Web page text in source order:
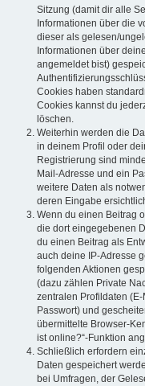
Sitzung (damit dir alle
Informationen über die
dieser als gelesen/
Informationen über
angemeldet bist)
Cookies haben
Cookies kannst du
löschen.
Weiterhin werden die
in deinem Profil oder
Registrierung sind
Mail-Adresse und ein
weitere Daten als
deren Eingabe
Wenn du einen Beitrag
die dort eingegebenen
du einen Beitrag als
auch deine IP-Adresse
folgenden Aktionen
(dazu zählen Private
zentralen Profildaten
Passwort) und
übermittelte Browser-
ist online?“-Funktion
Schließlich erfordern
Daten gespeichert
bei Umfragen, der